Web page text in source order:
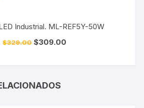
Industrial. ML-REF5Y-50W
$329.00 $309.00